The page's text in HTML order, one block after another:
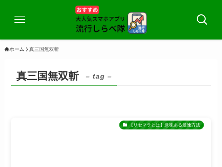
ホーム 真三国無双斬
真三国無双斬 – tag –
【リセマラとは】意味ある最速方法